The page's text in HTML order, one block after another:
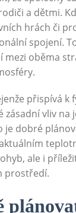
a dětmi.
hrách či
spojení.
oběma
přispívá k
zásadní vliv na
je dobré
ale i
prostředí.